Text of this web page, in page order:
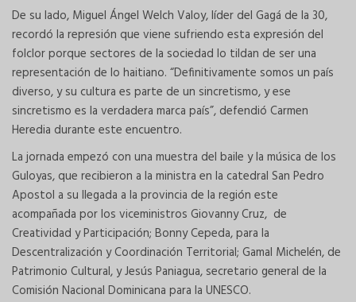
De su lado, Miguel Ángel Welch Valoy, líder del Gagá de la 30,
recordó la represión que viene sufriendo esta expresión del
folclor porque sectores de la sociedad lo tildan de ser una
representación de lo haitiano. “Definitivamente somos un país
diverso, y su cultura es parte de un sincretismo, y ese
sincretismo es la verdadera marca país”, defendió Carmen
Heredia durante este encuentro.
La jornada empezó con una muestra del baile y la música de los
Guloyas, que recibieron a la ministra en la catedral San Pedro
Apostol a su llegada a la provincia de la región este
acompañada por los viceministros Giovanny Cruz, de
Creatividad y Participación; Bonny Cepeda, para la
Descentralización y Coordinación Territorial; Gamal Michelén, de
Patrimonio Cultural, y Jesús Paniagua, secretario general de la
Comisión Nacional Dominicana para la UNESCO.